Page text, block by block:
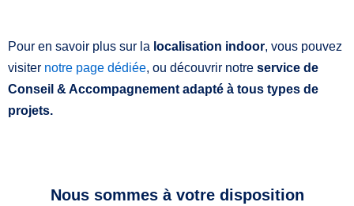
Pour en savoir plus sur la localisation indoor, vous pouvez
visiter notre page dédiée, ou découvrir notre service de
Conseil & Accompagnement adapté à tous types de
projets.
Nous sommes à votre disposition